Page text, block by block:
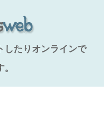
したりオンラインで